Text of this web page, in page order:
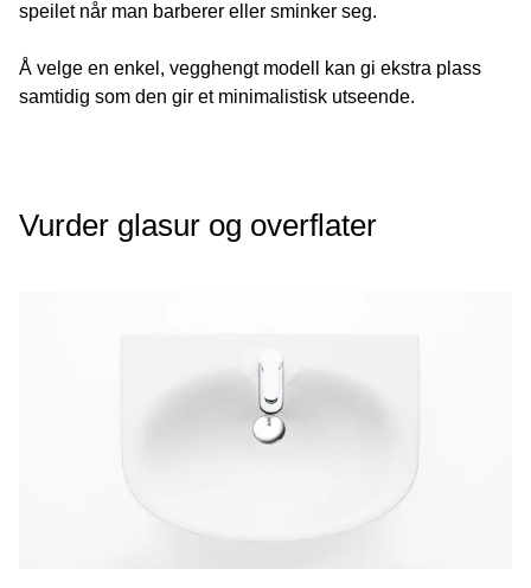
speilet når man barberer eller sminker seg.
Å velge en enkel, vegghengt modell kan gi ekstra plass
samtidig som den gir et minimalistisk utseende.
Vurder glasur og overflater